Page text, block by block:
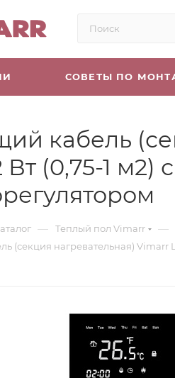
СОВЕТЫ ПО
кабель
Вт (0,75-1
— Теплый пол Vimarr —
(секция нагревательная) Vimarr